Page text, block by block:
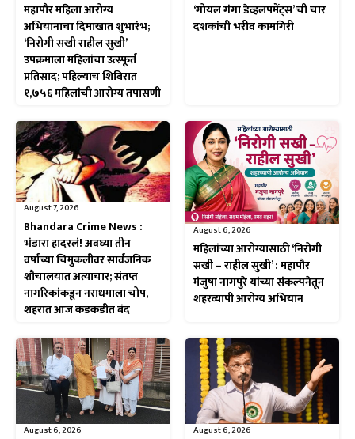
महापौर महिला आरोग्य
अभियानाचा दिमाखात शुभारंभ;
‘निरोगी सखी राहील सुखी’
उपक्रमाला महिलांचा उत्स्फूर्त
प्रतिसाद; पहिल्याच शिबिरात
१,७५६ महिलांची आरोग्य तपासणी
‘गोयल गंगा डेव्हलपमेंट्स’ ची चार
दशकांची भरीव कामगिरी
August 7, 2026
Bhandara Crime News :
भंडारा हादरलं! अवघ्या तीन
वर्षांच्या चिमुकलीवर सार्वजनिक
शौचालयात अत्याचार; संतप्त
नागरिकांकडून नराधमाला चोप,
शहरात आज कडकडीत बंद
August 6, 2026
महिलांच्या आरोग्यासाठी ‘निरोगी
सखी – राहील सुखी’ : महापौर
मंजुषा नागपुरे यांच्या संकल्पनेतून
शहरव्यापी आरोग्य अभियान
August 6, 2026 August 6, 2026